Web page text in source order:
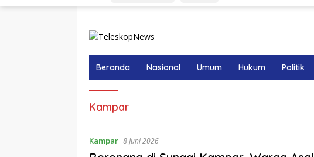
Beranda Nasional Umum Hukum Politik
Kampar
Kampar 8 Juni 2026